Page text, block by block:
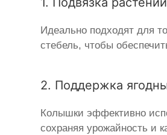
Идеально подходят для
стебель, чтобы
2. Поддержка
Колышки эффективно
сохраняя урожайность и